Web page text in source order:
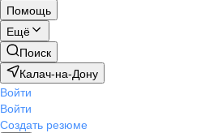
Помощь
Ещё
Поиск
Калач-на-Дону
Войти
Войти
Создать резюме